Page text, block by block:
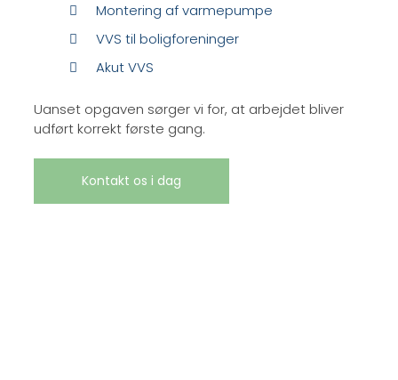
Montering af varmepumpe
VVS til boligforeninger
Akut VVS
Uanset opgaven sørger vi for, at arbejdet bliver
udført korrekt første gang.
Kontakt os i dag